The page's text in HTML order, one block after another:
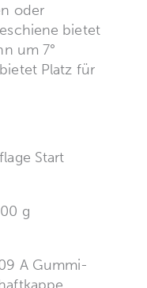
oder
bietet
um 7°
Platz für
Start
g
A Gummi-